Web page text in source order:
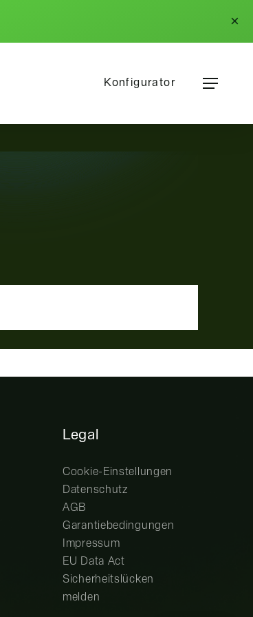
×
Konfigurator Menu
Legal
Cookie-Einstellungen
Datenschutz
AGB
Garantiebedingungen
Impressum
EU Data Act
Sicherheitslücken
melden